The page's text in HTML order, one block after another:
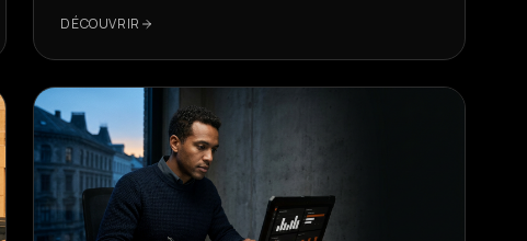
Cas pratique avec DeepAgent.
DÉCOUVRIR